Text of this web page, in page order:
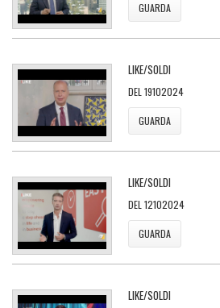
GUARDA
LIKE/SOLDI
DEL 19102024
GUARDA
LIKE/SOLDI
DEL 12102024
GUARDA
LIKE/SOLDI